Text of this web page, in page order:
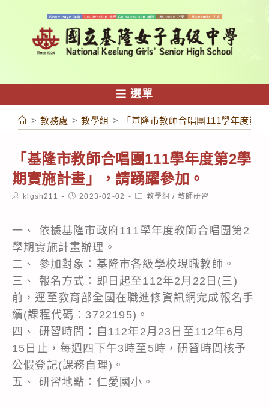
容
選單
> 教務處 > 教學組 > 「基隆市教師合唱團111學年度第
「基隆市教師合唱團111學年度第2學
期實施計畫」，請踴躍參加。
Postklgsh211
Post2023-02-02
Post教學組 / 教師研習
一、 依據基隆市政府111學年度教師合唱團第2
學期實施計畫辦理。
二、 參加對象：基隆市各級學校現職教師。
三、 報名方式：即日起至112年2月22日(三)
前，逕至教育部全國在職進修資訊網完成報名手
續(課程代碼：3722195)。
四、 研習時間：自112年2月23日至112年6月
15日止，每週四下午3時至5時，研習時間核予
公假登記(課務自理)。
五、 研習地點：仁愛國小。